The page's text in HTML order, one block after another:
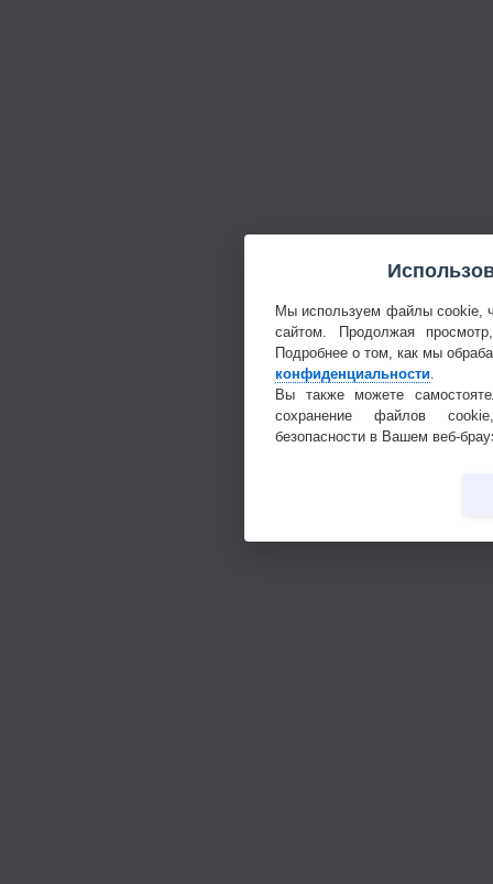
Мы используем файлы cookie,
сайтом. Продолжая
Подробнее о том, как мы
конфиденциальности
Вы также можете
сохранение файлов
безопасности в Вашем веб-